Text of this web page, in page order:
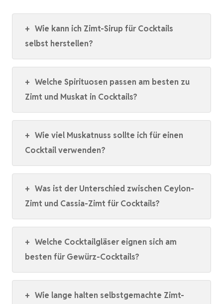
+ Wie kann ich Zimt-Sirup für Cocktails
selbst herstellen?
+ Welche Spirituosen passen am besten zu
Zimt und Muskat in Cocktails?
+ Wie viel Muskatnuss sollte ich für einen
Cocktail verwenden?
+ Was ist der Unterschied zwischen Ceylon-
Zimt und Cassia-Zimt für Cocktails?
+ Welche Cocktailgläser eignen sich am
besten für Gewürz-Cocktails?
+ Wie lange halten selbstgemachte Zimt-